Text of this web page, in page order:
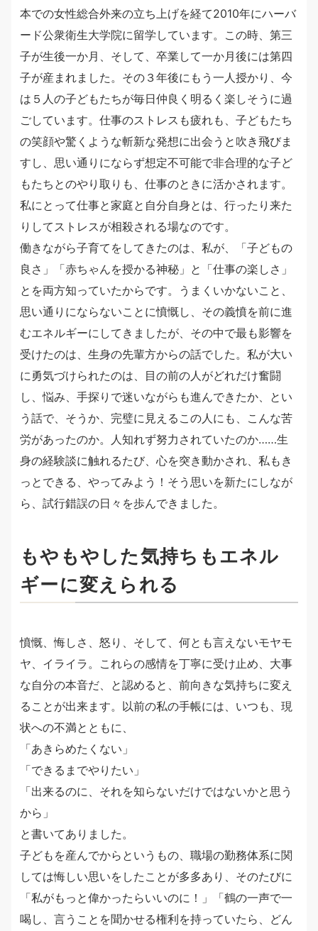
本での女性総合外来の立ち上げを経て2010年にハーバ
ード公衆衛生大学院に留学しています。この時、第三
子が生後一か月、そして、卒業して一か月後には第四
子が産まれました。その３年後にもう一人授かり、今
は５人の子どもたちが毎日仲良く明るく楽しそうに過
ごしています。仕事のストレスも疲れも、子どもたち
の笑顔や驚くような斬新な発想に出会うと吹き飛びま
すし、思い通りにならず想定不可能で非合理的な子ど
もたちとのやり取りも、仕事のときに活かされます。
私にとって仕事と家庭と自分自身とは、行ったり来た
りしてストレスが相殺される場なのです。
働きながら子育てをしてきたのは、私が、「子どもの
良さ」「赤ちゃんを授かる神秘」と「仕事の楽しさ」
とを両方知っていたからです。うまくいかないこと、
思い通りにならないことに憤慨し、その義憤を前に進
むエネルギーにしてきましたが、その中で最も影響を
受けたのは、生身の先輩方からの話でした。私が大い
に勇気づけられたのは、目の前の人がどれだけ奮闘
し、悩み、手探りで迷いながらも進んできたか、とい
う話で、そうか、完璧に見えるこの人にも、こんな苦
労があったのか。人知れず努力されていたのか……生
身の経験談に触れるたび、心を突き動かされ、私もき
っとできる、やってみよう！そう思いを新たにしなが
ら、試行錯誤の日々を歩んできました。
もやもやした気持ちもエネル
ギーに変えられる
憤慨、悔しさ、怒り、そして、何とも言えないモヤモ
ヤ、イライラ。これらの感情を丁寧に受け止め、大事
な自分の本音だ、と認めると、前向きな気持ちに変え
ることが出来ます。以前の私の手帳には、いつも、現
状への不満とともに、
「あきらめたくない」
「できるまでやりたい」
「出来るのに、それを知らないだけではないかと思う
から」
と書いてありました。
子どもを産んでからというもの、職場の勤務体系に関
しては悔しい思いをしたことが多多あり、そのたびに
「私がもっと偉かったらいいのに！」「鶴の一声で一
喝し、言うことを聞かせる権利を持っていたら、どん